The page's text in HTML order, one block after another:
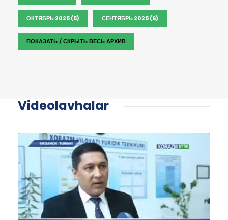
ОКТЯБРЬ 2025 (5) СЕНТЯБРЬ 2025 (6)
ПОКАЗАТЬ / СКРЫТЬ ВЕСЬ АРХИВ
Videolavhalar